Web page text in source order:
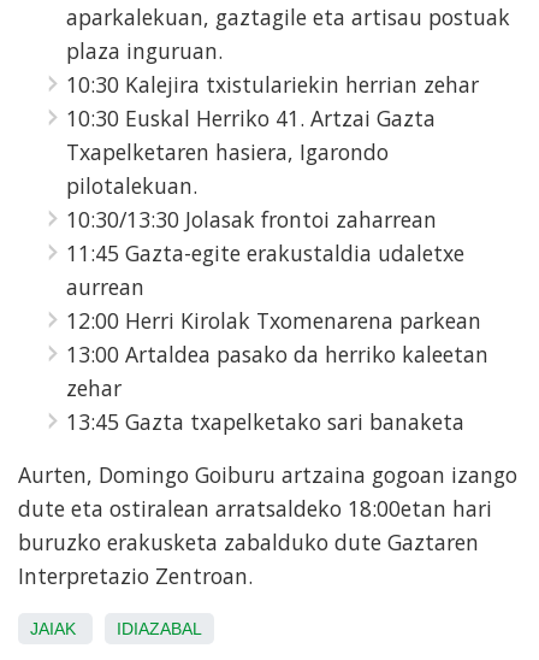
aparkalekuan, gaztagile eta artisau postuak
plaza inguruan.
10:30 Kalejira txistulariekin herrian zehar
10:30 Euskal Herriko 41. Artzai Gazta
Txapelketaren hasiera, Igarondo
pilotalekuan.
10:30/13:30 Jolasak frontoi zaharrean
11:45 Gazta-egite erakustaldia udaletxe
aurrean
12:00 Herri Kirolak Txomenarena parkean
13:00 Artaldea pasako da herriko kaleetan
zehar
13:45 Gazta txapelketako sari banaketa
Aurten, Domingo Goiburu artzaina gogoan izango
dute eta ostiralean arratsaldeko 18:00etan hari
buruzko erakusketa zabalduko dute Gaztaren
Interpretazio Zentroan.
JAIAK IDIAZABAL